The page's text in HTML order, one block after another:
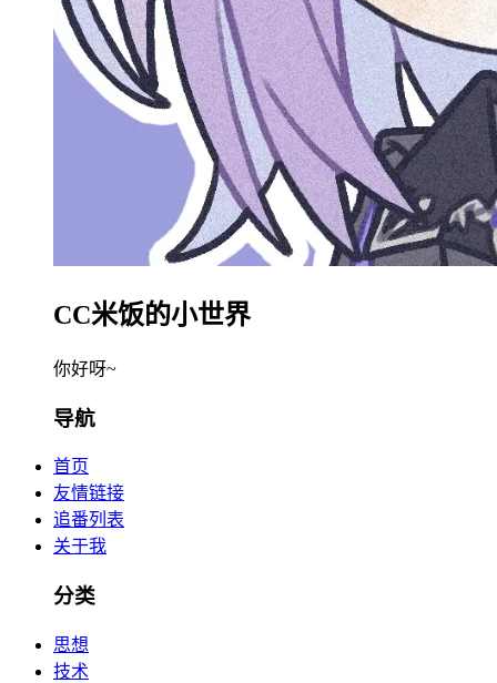
CC米饭的小世界
你好呀~
导航
首页
友情链接
追番列表
关于我
分类
思想
技术